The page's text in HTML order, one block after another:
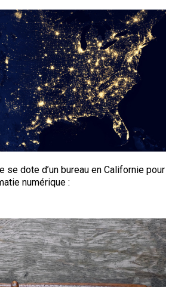
se dote d’un bureau en Californie pour
numérique :